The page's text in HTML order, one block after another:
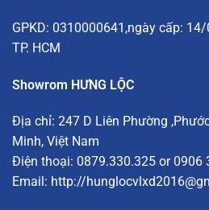
GPKD: 0310000641,ngày cấp:
TP. HCM
Showrom HƯNG LỘC
Địa chỉ: 247 D Liên Phường
Minh, Việt Nam
Điện thoại: 0879.330.325 or 0906
Email: http://